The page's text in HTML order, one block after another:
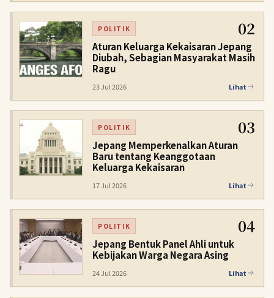
POLITIK 02
Aturan Keluarga Kekaisaran Jepang
Diubah, Sebagian Masyarakat Masih
Ragu
23 Jul 2026 Lihat
POLITIK 03
Jepang Memperkenalkan Aturan
Baru tentang Keanggotaan
Keluarga Kekaisaran
17 Jul 2026 Lihat
POLITIK 04
Jepang Bentuk Panel Ahli untuk
Kebijakan Warga Negara Asing
24 Jul 2026 Lihat